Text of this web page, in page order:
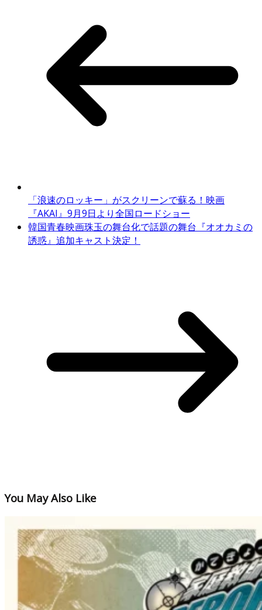
「浪速のロッキー」がスクリーンで蘇る！映画
『AKAI』9月9日より全国ロードショー
韓国青春映画珠玉の舞台化で話題の舞台『オオカミの
誘惑』追加キャスト決定！
You May Also Like